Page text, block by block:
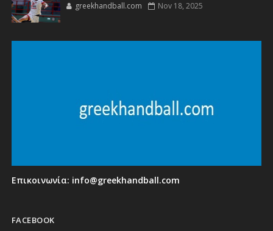
greekhandball.com Nov 18, 2025
Επικοινωνία: info@greekhandball.com
FACEBOOK